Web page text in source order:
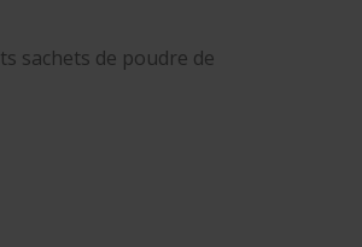
sachets de poudre de